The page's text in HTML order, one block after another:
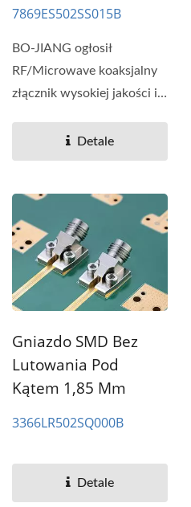
7869ES502SS015B
BO-JIANG ogłosił
RF/Microwave koaksjalny
złącznik wysokiej jakości i
Detale
Gniazdo SMD Bez
Lutowania Pod
Kątem 1,85 Mm
3366LR502SQ000B
Detale